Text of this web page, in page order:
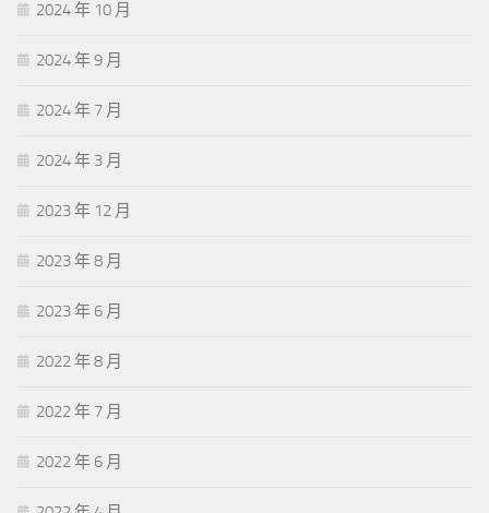
2024 年 10 月
2024 年 9 月
2024 年 7 月
2024 年 3 月
2023 年 12 月
2023 年 8 月
2023 年 6 月
2022 年 8 月
2022 年 7 月
2022 年 6 月